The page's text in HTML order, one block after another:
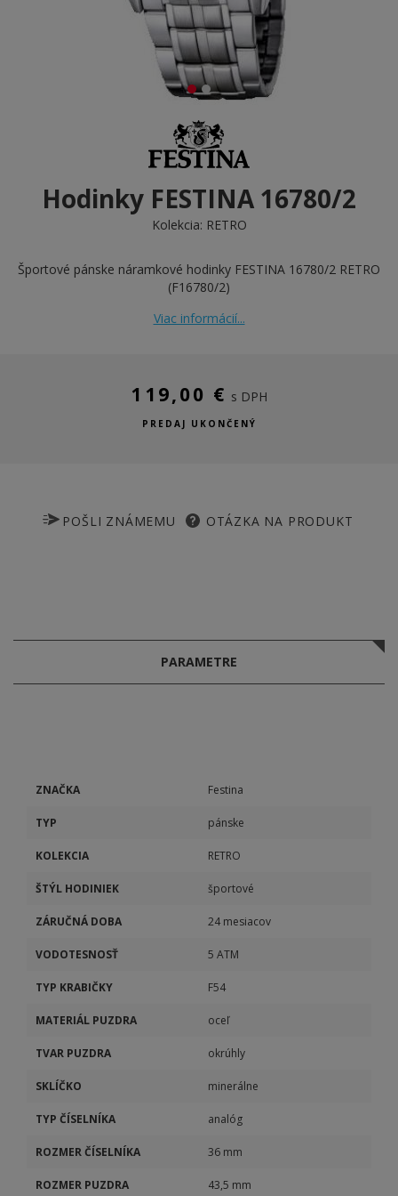
Hodinky FESTINA 16780/2
Kolekcia: RETRO
Športové pánske náramkové hodinky FESTINA 16780/2 RETRO
(F16780/2)
Viac informácií...
119,00 € s DPH
PREDAJ UKONČENÝ
POŠLI ZNÁMEMU OTÁZKA NA PRODUKT
PARAMETRE
ZNAČKA Festina
TYP pánske
KOLEKCIA RETRO
ŠTÝL HODINIEK športové
ZÁRUČNÁ DOBA 24 mesiacov
VODOTESNOSŤ 5 ATM
TYP KRABIČKY F54
MATERIÁL PUZDRA oceľ
TVAR PUZDRA okrúhly
SKLÍČKO minerálne
TYP ČÍSELNÍKA analóg
ROZMER ČÍSELNÍKA 36 mm
ROZMER PUZDRA 43,5 mm